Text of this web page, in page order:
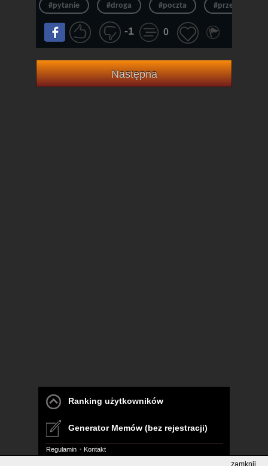
#pytanie #droga #poczta #przepraszam
-1 0
Następna
Ranking użytkowników
Generator Memów (bez rejestracji)
Regulamin Kontakt
zamknij